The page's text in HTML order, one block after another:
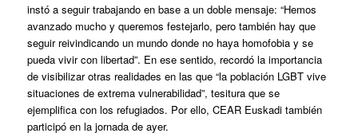
instó a seguir trabajando en base a un doble mensaje: “Hemos
avanzado mucho y queremos festejarlo, pero también hay que
seguir reivindicando un mundo donde no haya homofobia y se
pueda vivir con libertad”. En ese sentido, recordó la importancia
de visibilizar otras realidades en las que “la población LGBT vive
situaciones de extrema vulnerabilidad”, tesitura que se
ejemplifica con los refugiados. Por ello, CEAR Euskadi también
participó en la jornada de ayer.